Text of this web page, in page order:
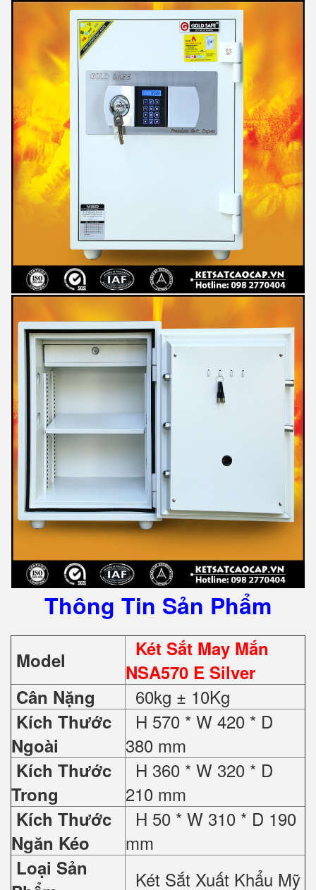
Thông Tin Sản Phẩm
Model
Két Sắt May Mắn
NSA570 E Silver
Cân Nặng
60kg ± 10Kg
Kích Thước
Ngoài
H 570 * W 420 * D
380 mm
Kích Thước
Trong
H 360 * W 320 * D
210 mm
Kích Thước
Ngăn Kéo
H 50 * W 310 * D 190
mm
Loại Sản
Két Sắt Xuất Khẩu Mỹ